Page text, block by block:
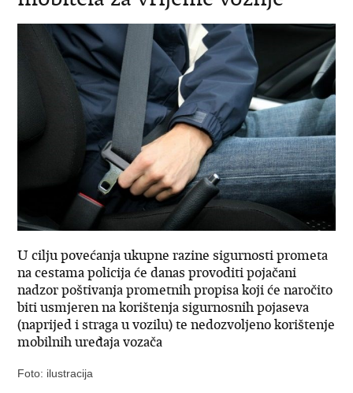
U cilju povećanja ukupne razine sigurnosti prometa
na cestama policija će danas provoditi pojačani
nadzor poštivanja prometnih propisa koji će naročito
biti usmjeren na korištenja sigurnosnih pojaseva
(naprijed i straga u vozilu) te nedozvoljeno korištenje
mobilnih uređaja vozača
Foto: ilustracija